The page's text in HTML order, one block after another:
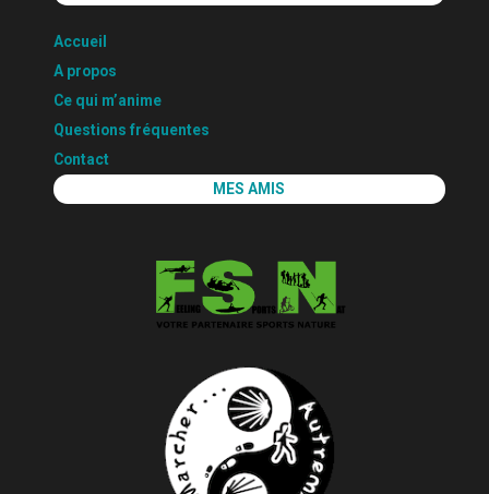
Accueil
A propos
Ce qui m’anime
Questions fréquentes
Contact
MES AMIS